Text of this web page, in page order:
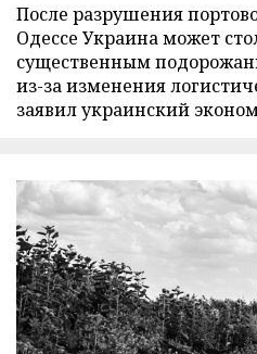
После разрушения
Одессе Украина может
существенным
из-за изменения
заявил украинский